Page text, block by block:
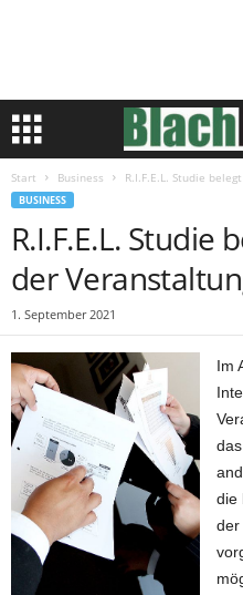
Start Business R.I.F.E.L. Studie
BUSINESS
R.I.F.E.L. Studie
der
1. September 2021
Im
die
der